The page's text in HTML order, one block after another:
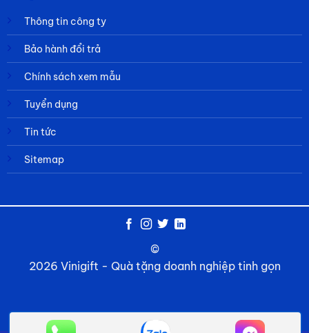
Thông tin công ty
Bảo hành đổi trả
Chính sách xem mẫu
Tuyển dụng
Tin tức
Sitemap
©
2026 Vinigift - Quà tặng doanh nghiệp tinh gọn